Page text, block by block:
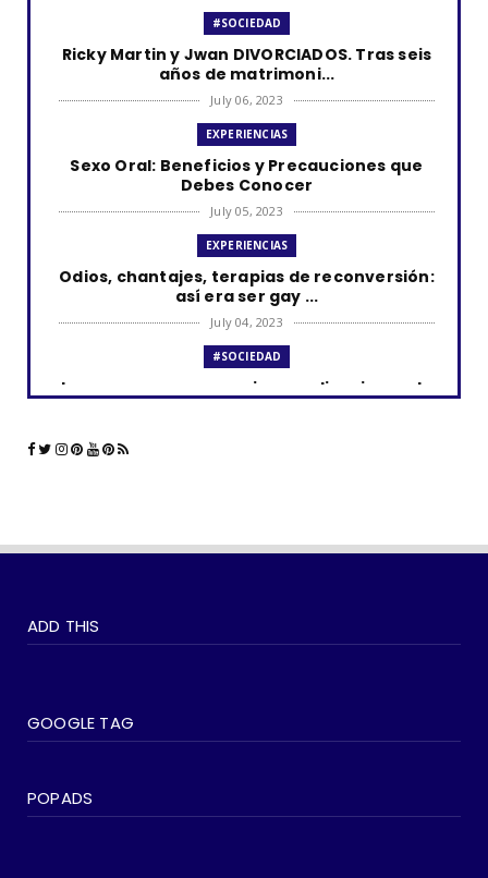
#SOCIEDAD
Ricky Martin y Jwan DIVORCIADOS. Tras seis
años de matrimoni...
July 06, 2023
EXPERIENCIAS
Sexo Oral: Beneficios y Precauciones que
Debes Conocer
July 05, 2023
EXPERIENCIAS
Odios, chantajes, terapias de reconversión:
así era ser gay ...
July 04, 2023
#SOCIEDAD
Los curas y su presencia en aplicaciones de
June 21, 2023
Madonna entra en su última era 'Popular'
con The Weeknd
ADD THIS
GOOGLE TAG
POPADS